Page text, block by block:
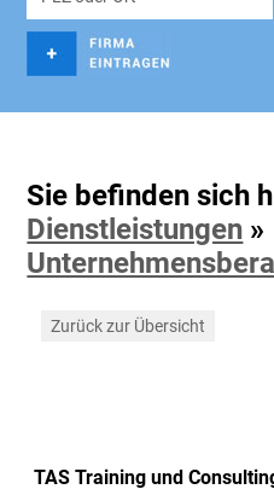
Sie befinden sich
Dienstleistungen »
Zurück zur Übersicht
TAS Training und